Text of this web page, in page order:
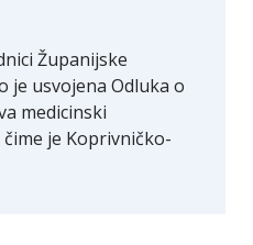
Županijske
je usvojena Odluka o
medicinski
je Koprivničko-